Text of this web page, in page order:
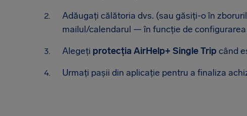
Adăugați călătoria dvs. (sau găsiți-o în
mailul/calendarul — în funcție de configurarea
Alegeți protecția AirHelp+ Single Trip când
Urmați pașii din aplicație pentru a finaliza